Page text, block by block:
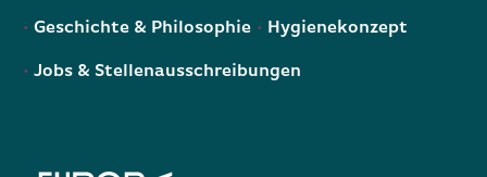
Geschichte & Philosophie Hygienekonzept
Jobs & Stellenausschreibungen